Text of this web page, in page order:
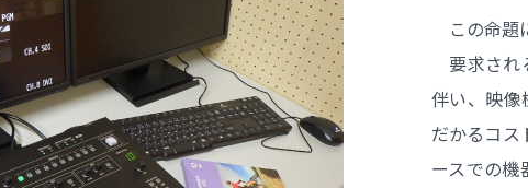
この命題
要求され
伴い、映像
だかるコス
ースでの機